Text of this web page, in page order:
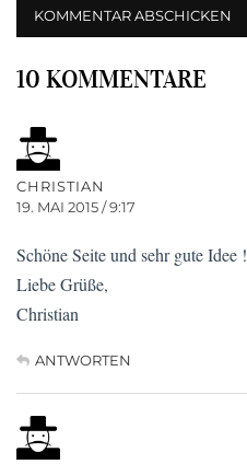
10 KOMMENTARE
CHRISTIAN
19. MAI 2015 / 9:17
Schöne Seite und sehr gute Idee !
Liebe Grüße,
Christian
ANTWORTEN